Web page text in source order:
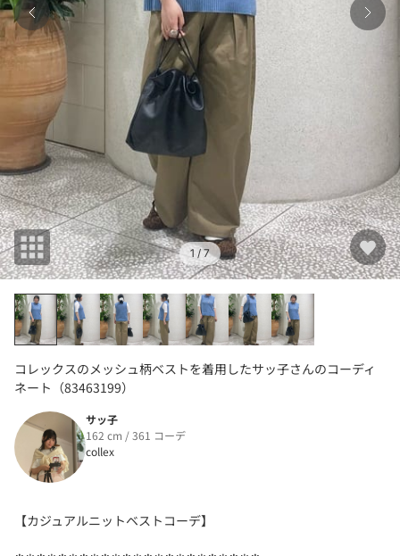
1 / 7
コレックスのメッシュ柄ベストを着用したサッ子さんのコーディ
ネート（83463199）
サッ子
162 cm / 361 コーデ
collex
【カジュアルニットベストコーデ】